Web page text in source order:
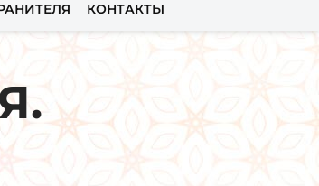
КОНТАКТЫ